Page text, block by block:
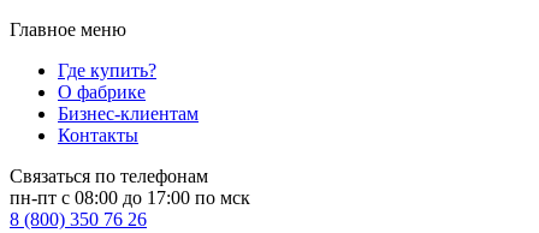
Главное меню
Где купить?
О фабрике
Бизнес-клиентам
Контакты
Связаться по телефонам
пн-пт с 08:00 до 17:00 по мск
8 (800) 350 76 26